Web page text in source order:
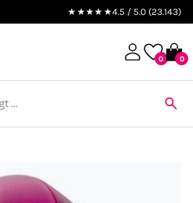
★★★★★4.5 / 5.0 (23.143)
0 0